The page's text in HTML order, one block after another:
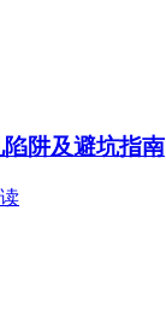
阱及避坑指南